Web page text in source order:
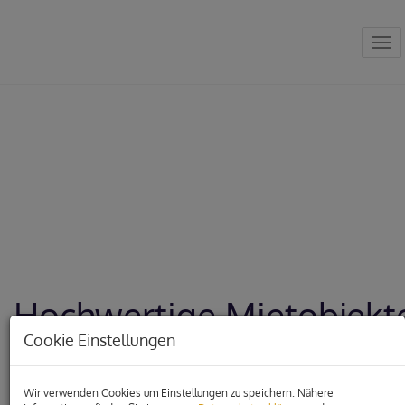
Wir machen
Hochwertige
aus dem Hause Immoks
Immobilien in Graz und
Cookie Einstellungen
Wir verwenden Cookies um Einstellungen zu speichern. Nähere